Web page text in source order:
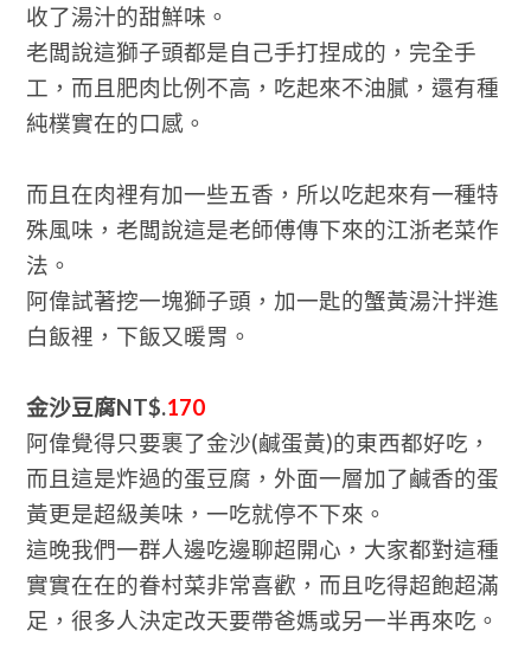
收了湯汁的甜鮮味。
老闆說這獅子頭都是自己手打捏成的，完全手
工，而且肥肉比例不高，吃起來不油膩，還有種
純樸實在的口感。
而且在肉裡有加一些五香，所以吃起來有一種特
殊風味，老闆說這是老師傅傳下來的江浙老菜作
法。
阿偉試著挖一塊獅子頭，加一匙的蟹黃湯汁拌進
白飯裡，下飯又暖胃。
金沙豆腐NT$.170
阿偉覺得只要裹了金沙(鹹蛋黃)的東西都好吃，
而且這是炸過的蛋豆腐，外面一層加了鹹香的蛋
黃更是超級美味，一吃就停不下來。
這晚我們一群人邊吃邊聊超開心，大家都對這種
實實在在的眷村菜非常喜歡，而且吃得超飽超滿
足，很多人決定改天要帶爸媽或另一半再來吃。